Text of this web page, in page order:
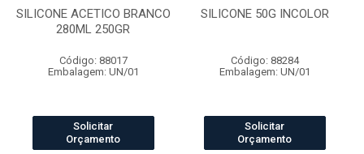
SILICONE ACETICO BRANCO
280ML 250GR
Código: 88017
Embalagem: UN/01
Solicitar
Orçamento
SILICONE 50G INCOLOR
Código: 88284
Embalagem: UN/01
Solicitar
Orçamento